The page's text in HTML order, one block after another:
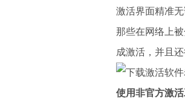
激活界面精准
那些在网络上
成激活，并且
使用非官方激